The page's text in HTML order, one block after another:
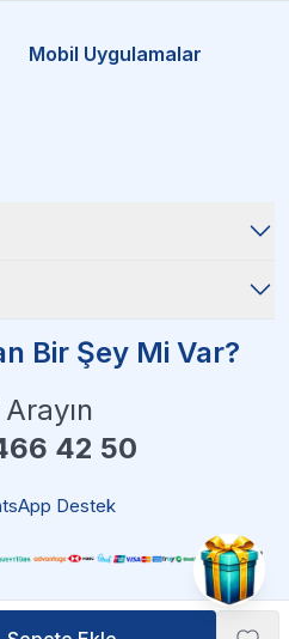
Mobil Uygulamalar
Bir Şey Mi Var?
42 50
Destek